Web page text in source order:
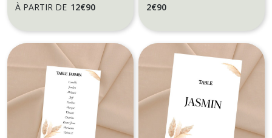
À PARTIR DE 12€90
Style
Modèle Pampa
2€90